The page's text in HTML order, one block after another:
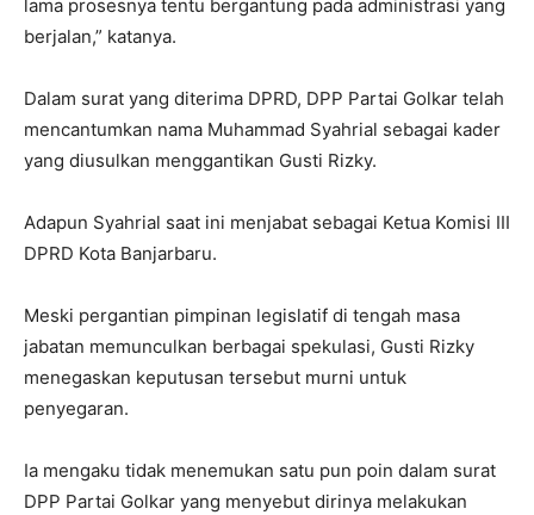
lama prosesnya tentu bergantung pada administrasi yang
berjalan,” katanya.
Dalam surat yang diterima DPRD, DPP Partai Golkar telah
mencantumkan nama Muhammad Syahrial sebagai kader
yang diusulkan menggantikan Gusti Rizky.
Adapun Syahrial saat ini menjabat sebagai Ketua Komisi III
DPRD Kota Banjarbaru.
Meski pergantian pimpinan legislatif di tengah masa
jabatan memunculkan berbagai spekulasi, Gusti Rizky
menegaskan keputusan tersebut murni untuk
penyegaran.
Ia mengaku tidak menemukan satu pun poin dalam surat
DPP Partai Golkar yang menyebut dirinya melakukan